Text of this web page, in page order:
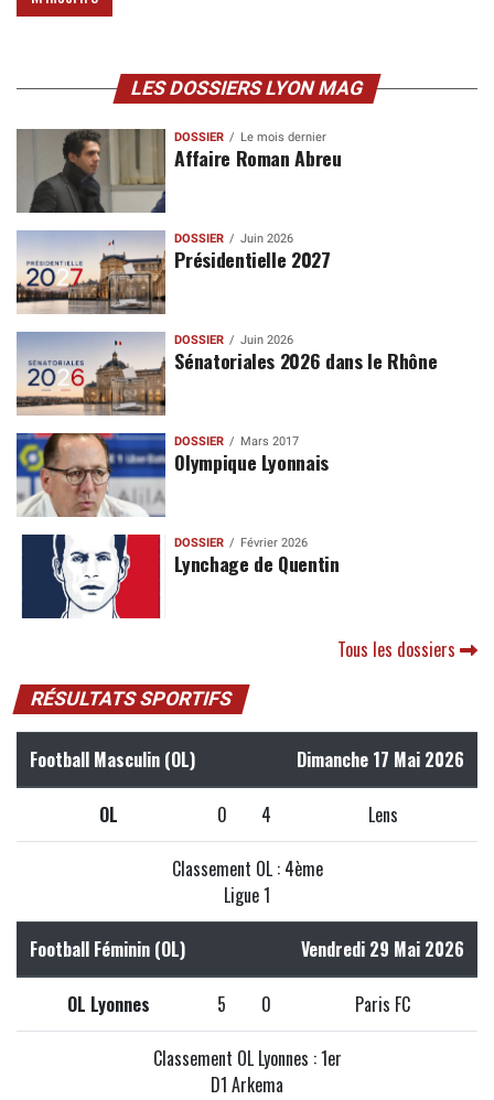
LES DOSSIERS LYON MAG
DOSSIER Le mois dernier
Affaire Roman Abreu
DOSSIER Juin 2026
Présidentielle 2027
DOSSIER Juin 2026
Sénatoriales 2026 dans le Rhône
DOSSIER Mars 2017
Olympique Lyonnais
DOSSIER Février 2026
Lynchage de Quentin
Tous les dossiers
RÉSULTATS SPORTIFS
Football Masculin (OL) Dimanche 17 Mai 2026
OL 0 4 Lens
Classement OL : 4ème
Ligue 1
Football Féminin (OL) Vendredi 29 Mai 2026
OL Lyonnes 5 0 Paris FC
Classement OL Lyonnes : 1er
D1 Arkema